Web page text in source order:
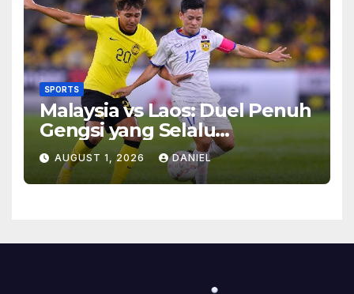
SPORTS
Malaysia vs Laos: Duel Penuh
Gengsi yang Selalu
Menghadirkan Cerita
Menarik di Lapangan
AUGUST 1, 2026 DANIEL